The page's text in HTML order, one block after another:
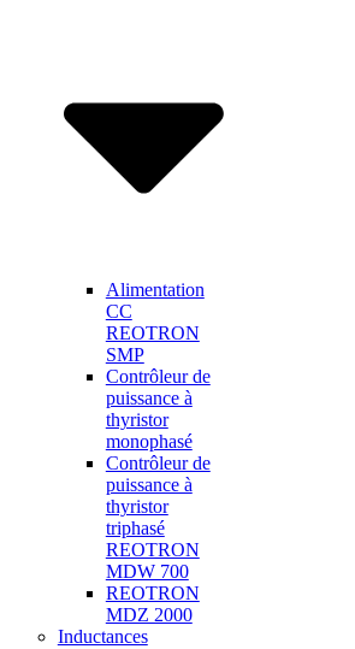
Alimentation
CC
REOTRON
SMP
Contrôleur de
puissance à
thyristor
monophasé
Contrôleur de
puissance à
thyristor
triphasé
REOTRON
MDW 700
REOTRON
MDZ 2000
Inductances